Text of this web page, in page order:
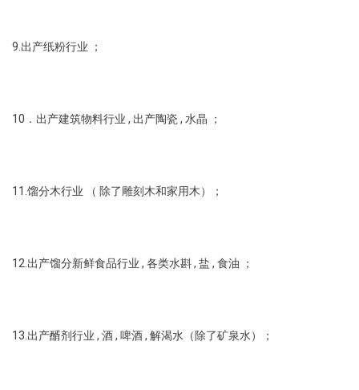
9.出产纸粉行业 ；
10．出产建筑物料行业 , 出产陶瓷 , 水晶 ；
11.馏分木行业 （ 除了雕刻木和家用木）；
12.出产馏分新鲜食品行业 , 各类水斟 , 盐 , 食油 ；
13.出产醑剂行业 , 酒 , 啤酒 , 解渴水（除了矿泉水）；